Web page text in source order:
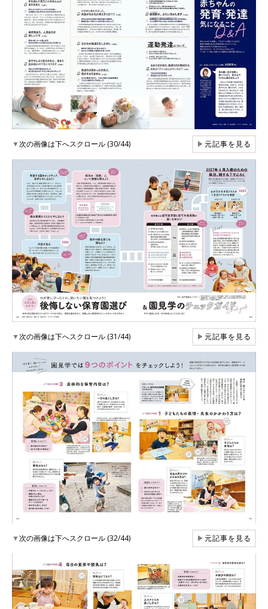
▼次の画像は下へスクロール (30/44) ▶元記事を見る
▼次の画像は下へスクロール (31/44) ▶元記事を見る
▼次の画像は下へスクロール (32/44) ▶元記事を見る